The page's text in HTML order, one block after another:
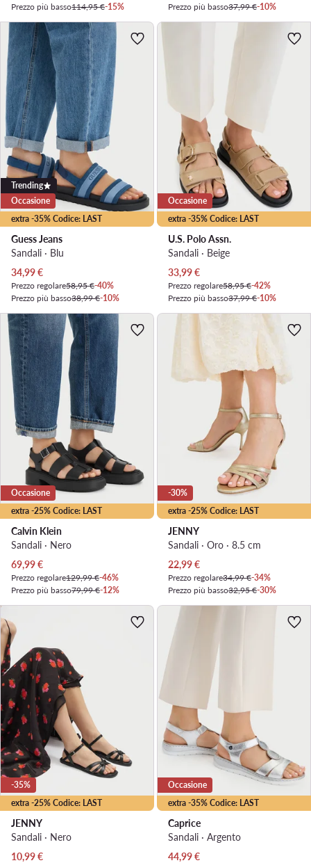
Prezzo più basso114,95 €-15%
Prezzo più basso37,99 €-10%
extra -35% Codice: LAST
Trending
Occasione
Guess Jeans
Sandali · Blu
Prezzo attuale
34,99€
Prezzo regolare58,95 €-40%
Prezzo più basso38,99 €-10%
extra -35% Codice: LAST
Occasione
U.S. Polo Assn.
Sandali · Beige
Prezzo attuale
33,99€
Prezzo regolare58,95 €-42%
Prezzo più basso37,99 €-10%
extra -25% Codice: LAST
Occasione
Calvin Klein
Sandali · Nero
Prezzo attuale
69,99€
Prezzo regolare129,99 €-46%
Prezzo più basso79,99 €-12%
extra -25% Codice: LAST
-30%
JENNY
Sandali · Oro · 8.5 cm
Prezzo attuale
22,99€
Prezzo regolare34,99 €-34%
Prezzo più basso32,95 €-30%
extra -25% Codice: LAST
-35%
JENNY
Sandali · Nero
Prezzo attuale
10,99€
extra -35% Codice: LAST
Occasione
Caprice
Sandali · Argento
Prezzo attuale
44,99€